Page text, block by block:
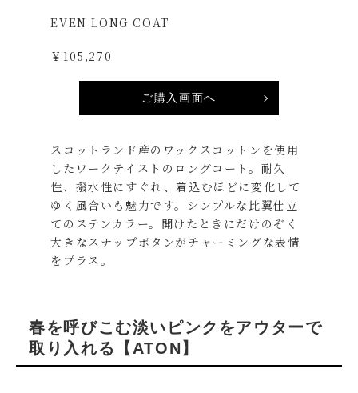
EVEN LONG COAT
￥105,270
ご購入画面へ
スコットランド産のワックスコットンを使用
したワークテイストのロングコート。耐久
性、撥水性にすぐれ、着込むほどに変化して
ゆく風合いも魅力です。シンプルな比翼仕立
てのステンカラー。開けたときにだけのぞく
大きなスナップボタンがチャーミングな表情
をプラス。
春を呼びこむ淡いピンクをアウターで
取り入れる【ATON】